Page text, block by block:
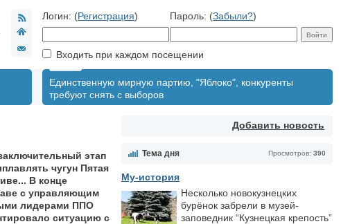
Логин: (Регистрация) Пароль: (Забыли?)
Входить при каждом посещении
Единственную мирную партию, "Яблоко", конкуренты
требуют снять с выборов
Добавить новость
Просмотров: 390
Тема дня
Му-история
Несколько новокузнецких
бурёнок забрели в музей-
заповедник “Кузнецкая крепость”
этап
чугун Пятая
В конце
с управляющим
лидерами ППО
ситуацию с